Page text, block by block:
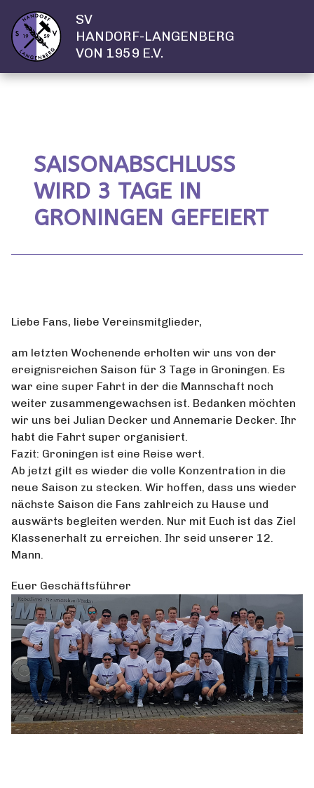
SV
HANDORF-LANGENBERG
VON 1959 E.V.
SAISONABSCHLUSS
WIRD 3 TAGE IN
GRONINGEN GEFEIERT
Liebe Fans, liebe Vereinsmitglieder,
am letzten Wochenende erholten wir uns von der
ereignisreichen Saison für 3 Tage in Groningen. Es
war eine super Fahrt in der die Mannschaft noch
weiter zusammengewachsen ist. Bedanken möchten
wir uns bei Julian Decker und Annemarie Decker. Ihr
habt die Fahrt super organisiert.
Fazit: Groningen ist eine Reise wert.
Ab jetzt gilt es wieder die volle Konzentration in die
neue Saison zu stecken. Wir hoffen, dass uns wieder
nächste Saison die Fans zahlreich zu Hause und
auswärts begleiten werden. Nur mit Euch ist das Ziel
Klassenerhalt zu erreichen. Ihr seid unserer 12.
Mann.
Euer Geschäftsführer